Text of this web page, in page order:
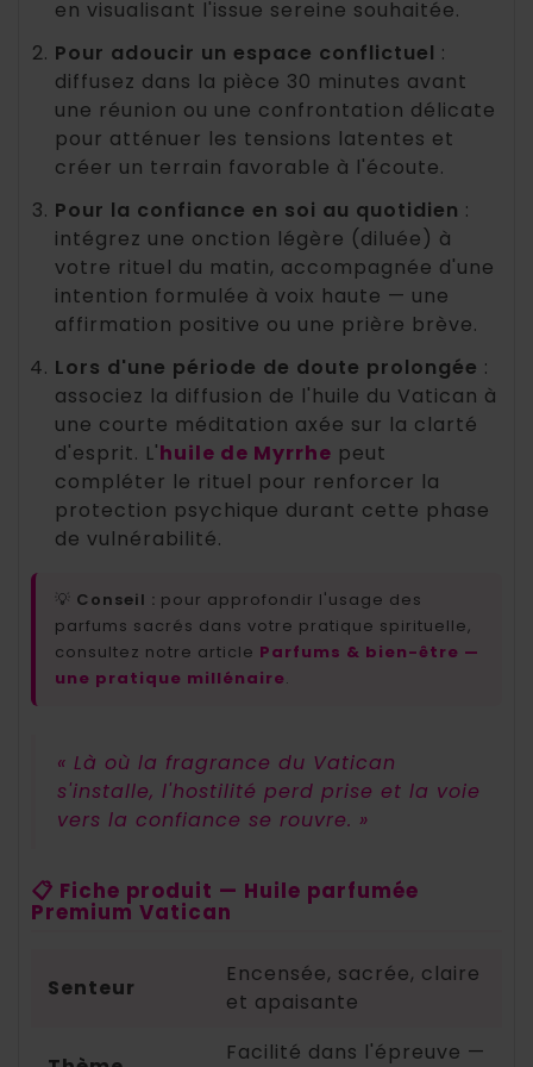
en visualisant l'issue sereine souhaitée.
Pour adoucir un espace conflictuel :
diffusez dans la pièce 30 minutes avant
une réunion ou une confrontation délicate
pour atténuer les tensions latentes et
créer un terrain favorable à l'écoute.
Pour la confiance en soi au quotidien :
intégrez une onction légère (diluée) à
votre rituel du matin, accompagnée d'une
intention formulée à voix haute — une
affirmation positive ou une prière brève.
Lors d'une période de doute prolongée :
associez la diffusion de l'huile du Vatican à
une courte méditation axée sur la clarté
d'esprit. L'huile de Myrrhe peut
compléter le rituel pour renforcer la
protection psychique durant cette phase
de vulnérabilité.
💡 Conseil : pour approfondir l'usage des
parfums sacrés dans votre pratique spirituelle,
consultez notre article Parfums & bien-être —
une pratique millénaire.
« Là où la fragrance du Vatican
s'installe, l'hostilité perd prise et la voie
vers la confiance se rouvre. »
📋 Fiche produit — Huile parfumée
Premium Vatican
Senteur
Encensée, sacrée, claire
et apaisante
Facilité dans l'épreuve —